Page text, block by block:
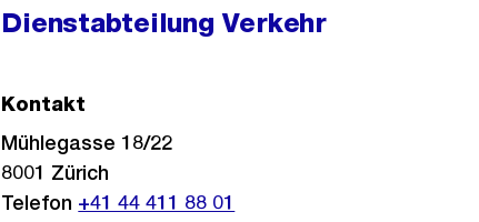
Dienstabteilung Verkehr
Kontakt
Mühlegasse 18/22
8001 Zürich
Telefon +41 44 411 88 01